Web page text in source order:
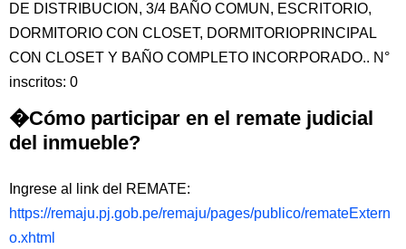
DE DISTRIBUCION, 3/4 BAÑO COMUN, ESCRITORIO,
DORMITORIO CON CLOSET, DORMITORIOPRINCIPAL
CON CLOSET Y BAÑO COMPLETO INCORPORADO.. N°
inscritos: 0
�Cómo participar en el remate judicial
del inmueble?
Ingrese al link del REMATE:
https://remaju.pj.gob.pe/remaju/pages/publico/remateExtern
o.xhtml